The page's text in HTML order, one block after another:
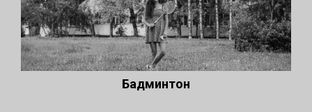
Бадминтон